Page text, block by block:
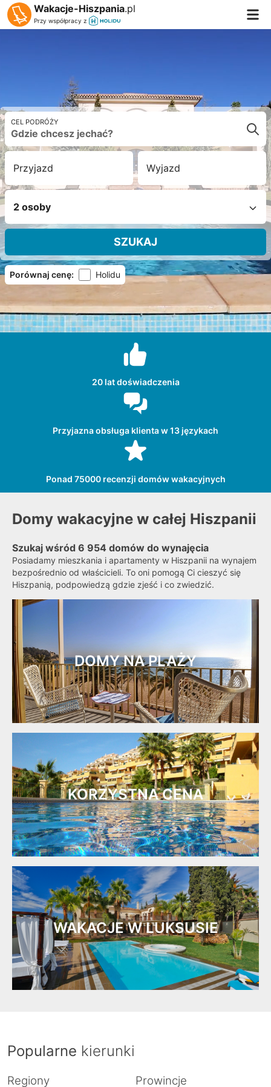
Wakacje-Hiszpania.pl
Przy współpracy z
CEL PODRÓŻY
Przyjazd Wyjazd
2 osoby
SZUKAJ
Porównaj cenę: Holidu
20 lat doświadczenia
Przyjazna obsługa klienta w 13 językach
Ponad 75000 recenzji domów wakacyjnych
Domy wakacyjne w całej Hiszpanii
Szukaj wśród 6 954 domów do wynajęcia
Posiadamy mieszkania i apartamenty w Hiszpanii na wynajem
bezpośrednio od właścicieli. To oni pomogą Ci cieszyć się
Hiszpanią, podpowiedzą gdzie zjeść i co zwiedzić.
DOMY NA PLAŻY
KORZYSTNA CENA
WAKACJE W LUKSUSIE
Popularne kierunki
Regiony Prowincje